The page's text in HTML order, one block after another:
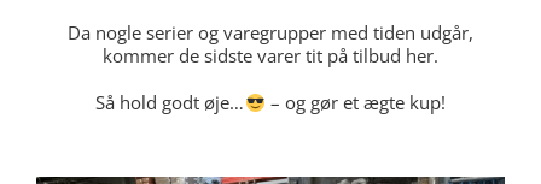
Da nogle serier og varegrupper med tiden udgår,
kommer de sidste varer tit på tilbud her.
Så hold godt øje…
– og gør et ægte kup!